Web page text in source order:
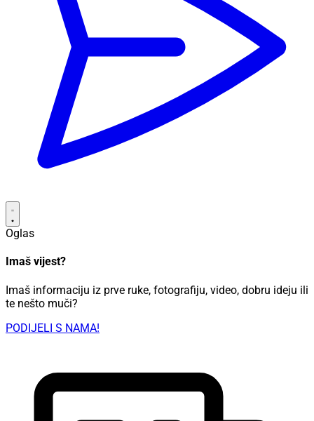
Oglas
Imaš vijest?
Imaš informaciju iz prve ruke, fotografiju, video, dobru ideju ili
te nešto muči?
PODIJELI S NAMA!